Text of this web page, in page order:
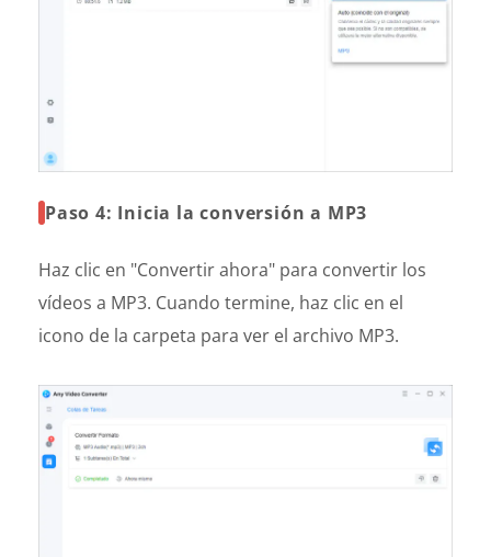
Paso 4: Inicia la conversión a MP3
Haz clic en "Convertir ahora" para convertir los
vídeos a MP3. Cuando termine, haz clic en el
icono de la carpeta para ver el archivo MP3.